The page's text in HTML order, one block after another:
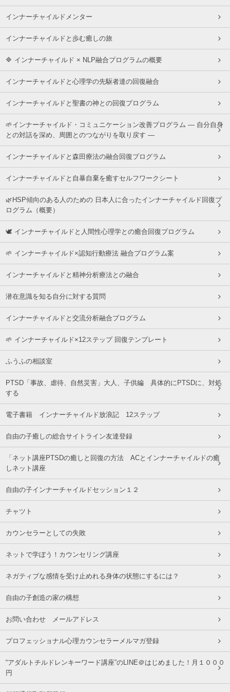
インナーチャイルドメンター
インナーチャイルドと歩む癒しの旅
🔷 インナーチャイルド × NLP融合プログラムの概要
インナーチャイルドと心理学の先駆者達の回復融合
インナーチャイルドと聖書の神との回復プログラム
🌱インナーチャイルド・コミュニケーション改善プログラム ― 自分自身
との対話を深め、周囲とのつながりを取り戻す ―
インナーチャイルドと森田療法の融合回復プログラム
インナーチャイルドと自暴自棄を癒すセルフワークシート
🌿HSP傾向のある人のための 日本人に合ったインナーチャイルド回復プ
ログラム（概要）
🕊 インナーチャイルドと人間性心理学との癒合回復プログラム
🌱 インナーチャイルド×認知行動療法 融合プログラム案
インナーチャイルドと精神分析療法との融合
潜在意識を知る自分に対する質問
インナーチャイルドと交流分析融合プログラム
🌱 インナーチャイルド×12ステップ 回復テンプレート
ふうふの相談室
PTSD「事故、虐待、自然災害」大人、子供編 具体的にPTSDに、対処
する
電子書籍 インナーチャイルド放浪記 12ステップ
自由の子癒しの総合サイトライン友達登録
「ネット講座PTSDの癒しと回復の方法 ACとインナーチャイルドの癒
しネット講座
自由の子インナーチャイルドセッション１２
チャツト
カウンセラーとしての失敗
ネットで学ぼう！カウンセリング講座
ネガティブな感情を受け止めれる身体の状態にするには？
自由の子創造の家の構想
お問い合わせ メールアドレス
プロフェッショナル心理カウンセラーメルマガ登録
“アダルトチルドレンキーワード講座”のLINE＠はじめました！月１０００
円